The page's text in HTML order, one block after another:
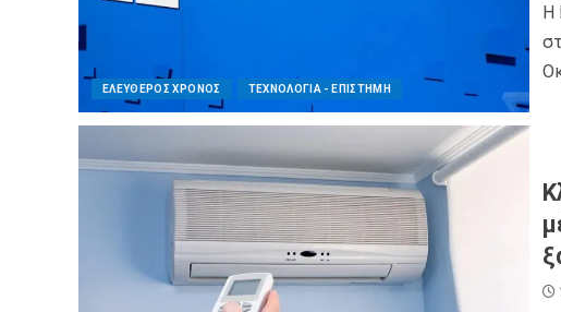
ΕΛΕΥΘΕΡΟΣ ΧΡΟΝΟΣ ΤΕΧΝΟΛΟΓΙΑ - ΕΠΙΣΤΗΜΗ
Η